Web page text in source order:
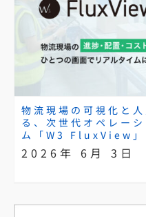
物流現場の可視化と
る、次世代オペレー
ム「W3 FluxView」
2026年 6月 3日